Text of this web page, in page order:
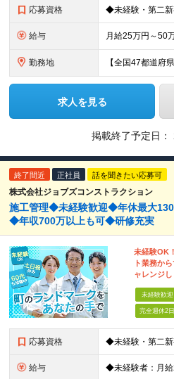
応募資格
給与
勤務地
求人を見る
掲載終了予定日：
終了間近 正社員 話を聞きたい応募可
株式会社ジョブズコンストラクション
施工管理◆未経験歓迎◆年休最大
◆年収700万以上も可◆研修充実
未経験OK
ト業務か
ャレンジ
未経験歓迎
完全週休2日
応募資格 ◆未経験・第二
給与